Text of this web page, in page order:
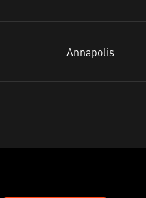
Annapolis